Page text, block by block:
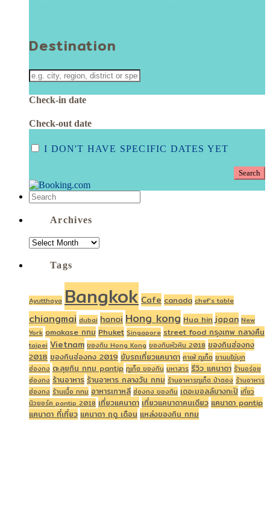
Destination
Check-in date
Check-out date
I DON'T HAVE SPECIFIC DATES YET
Archives
ARCHIVES
Tags
Ayutthaya Bangkok Cafe canada chef's table
chiangmai dubai hanoi Hong kong Hua hin japan New
York omakase กทม Phuket Singapore street food กรุงเทพ กลางคืน
taipei Vietnam ของกิน Hong Kong ของกินหัวหิน 2018 ของกินฮ่องกง
2018 ของกินฮ่องกง 2019 ขับรถเที่ยวแคนาดา คาเฟ่ ภูเก็ต ชานมไข่มุก
ฮ่องกง ตะลุยกิน กทม pantip ภูเก็ต ของกิน มหาสาร รีวิว แคนาดา ร้านอร่อย
ฮ่องกง ร้านอาหาร ร้านอาหาร กลางวัน กทม ร้านอาหารภูเก็ต ป่าตอง ร้านอาหาร
ฮ่องกง ร้านเนื้อ กทม อาหารเกาหลี ฮ่องกง ของกิน เดอะมอลล์บางกะปิ เที่ยว
นิวยอร์ค pantip 2018 เที่ยวแคนาดา เที่ยวแคนาดาคนเดียว แคนาดา pantip
แคนาดา ที่เที่ยว แคนาดา ฤดู เดือน แหล่งของกิน กทม